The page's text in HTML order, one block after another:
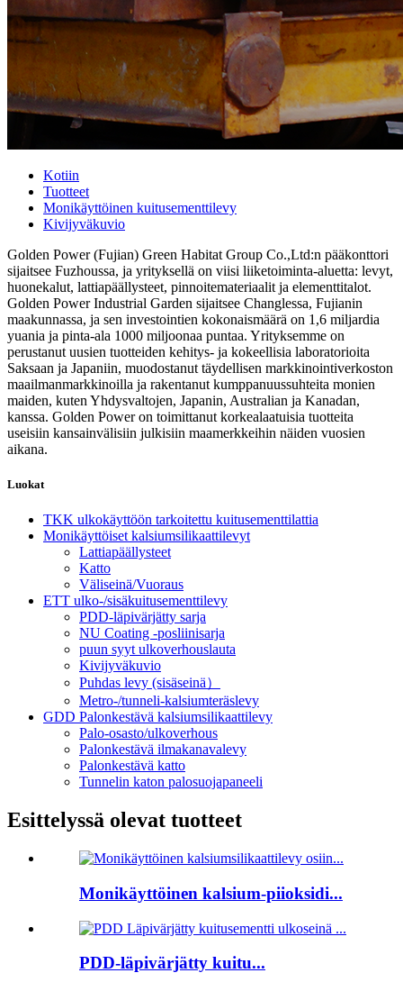
Kotiin
Tuotteet
Monikäyttöinen kuitusementtilevy
Kivijyväkuvio
Golden Power (Fujian) Green Habitat Group Co.,Ltd:n pääkonttori
sijaitsee Fuzhoussa, ja yrityksellä on viisi liiketoiminta-aluetta: levyt,
huonekalut, lattiapäällysteet, pinnoitemateriaalit ja elementtitalot.
Golden Power Industrial Garden sijaitsee Changlessa, Fujianin
maakunnassa, ja sen investointien kokonaismäärä on 1,6 miljardia
yuania ja pinta-ala 1000 miljoonaa puntaa. Yrityksemme on
perustanut uusien tuotteiden kehitys- ja kokeellisia laboratorioita
Saksaan ja Japaniin, muodostanut täydellisen markkinointiverkoston
maailmanmarkkinoilla ja rakentanut kumppanuussuhteita monien
maiden, kuten Yhdysvaltojen, Japanin, Australian ja Kanadan,
kanssa. Golden Power on toimittanut korkealaatuisia tuotteita
useisiin kansainvälisiin julkisiin maamerkkeihin näiden vuosien
aikana.
Luokat
TKK ulkokäyttöön tarkoitettu kuitusementtilattia
Monikäyttöiset kalsiumsilikaattilevyt
Lattiapäällysteet
Katto
Väliseinä/Vuoraus
ETT ulko-/sisäkuitusementtilevy
PDD-läpivärjätty sarja
NU Coating -posliinisarja
puun syyt ulkoverhouslauta
Kivijyväkuvio
Puhdas levy (sisäseinä）
Metro-/tunneli-kalsiumteräslevy
GDD Palonkestävä kalsiumsilikaattilevy
Palo-osasto/ulkoverhous
Palonkestävä ilmakanavalevy
Palonkestävä katto
Tunnelin katon palosuojapaneeli
Esittelyssä olevat tuotteet
Monikäyttöinen kalsium-piioksidi...
PDD-läpivärjätty kuitu...